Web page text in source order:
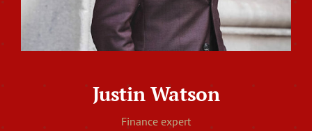
Justin Watson
Finance expert